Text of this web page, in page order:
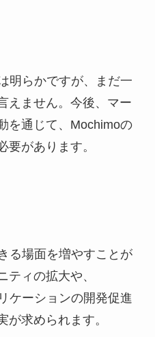
明らかですが、まだ一
えません。今後、マー
を通じて、Mochimoの
要があります。
る場面を増やすことが
ティの拡大や、
ケーションの開発促進
が求められます。